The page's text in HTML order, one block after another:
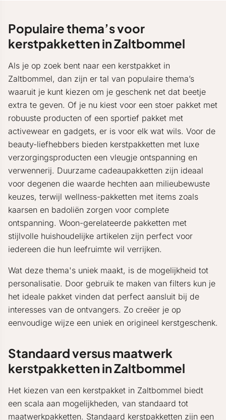
Populaire thema’s voor
kerstpakketten in Zaltbommel
Als je op zoek bent naar een kerstpakket in
Zaltbommel, dan zijn er tal van populaire thema’s
waaruit je kunt kiezen om je geschenk net dat beetje
extra te geven. Of je nu kiest voor een stoer pakket met
robuuste producten of een sportief pakket met
activewear en gadgets, er is voor elk wat wils. Voor de
beauty-liefhebbers bieden kerstpakketten met luxe
verzorgingsproducten een vleugje ontspanning en
verwennerij. Duurzame cadeaupakketten zijn ideaal
voor degenen die waarde hechten aan milieubewuste
keuzes, terwijl wellness-pakketten met items zoals
kaarsen en badoliën zorgen voor complete
ontspanning. Woon-gerelateerde pakketten met
stijlvolle huishoudelijke artikelen zijn perfect voor
iedereen die hun leefruimte wil verrijken.
Wat deze thema's uniek maakt, is de mogelijkheid tot
personalisatie. Door gebruik te maken van filters kun je
het ideale pakket vinden dat perfect aansluit bij de
interesses van de ontvangers. Zo creëer je op
eenvoudige wijze een uniek en origineel kerstgeschenk.
Standaard versus maatwerk
kerstpakketten in Zaltbommel
Het kiezen van een kerstpakket in Zaltbommel biedt
een scala aan mogelijkheden, van standaard tot
maatwerkpakketten. Standaard kerstpakketten zijn een